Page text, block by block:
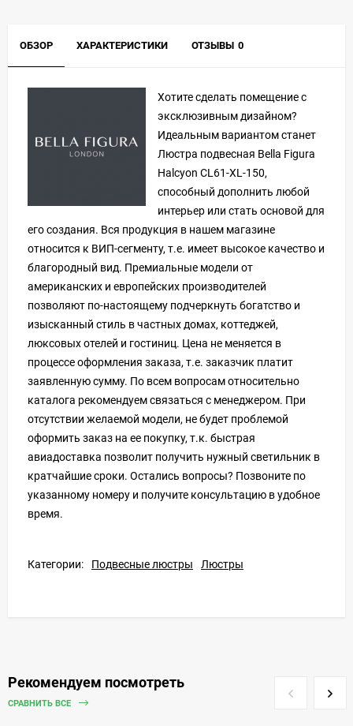
ОБЗОР ХАРАКТЕРИСТИКИ ОТЗЫВЫ 0
Хотите сделать помещение с
эксклюзивным дизайном?
Идеальным вариантом станет
Люстра подвесная Bella Figura
Halcyon CL61-XL-150,
способный дополнить любой
интерьер или стать основой для
его создания. Вся продукция в нашем магазине
относится к ВИП-сегменту, т.е. имеет высокое качество и
благородный вид. Премиальные модели от
американских и европейских производителей
позволяют по-настоящему подчеркнуть богатство и
изысканный стиль в частных домах, коттеджей,
люксовых отелей и гостиниц. Цена не меняется в
процессе оформления заказа, т.е. заказчик платит
заявленную сумму. По всем вопросам относительно
каталога рекомендуем связаться с менеджером. При
отсутствии желаемой модели, не будет проблемой
оформить заказ на ее покупку, т.к. быстрая
авиадоставка позволит получить нужный светильник в
кратчайшие сроки. Остались вопросы? Позвоните по
указанному номеру и получите консультацию в удобное
время.
Категории: Подвесные люстры Люстры
Рекомендуем посмотреть
СРАВНИТЬ ВСЕ